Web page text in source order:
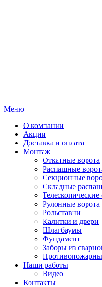
Меню
О компании
Акции
Доставка и оплата
Монтаж
Откатные ворота
Распашные
Секционные
Складные
Телескопические
Рулонные ворота
Рольставни
Калитки и двери
Шлагбаумы
Фундамент
Заборы из
Наши работы
Видео
Контакты